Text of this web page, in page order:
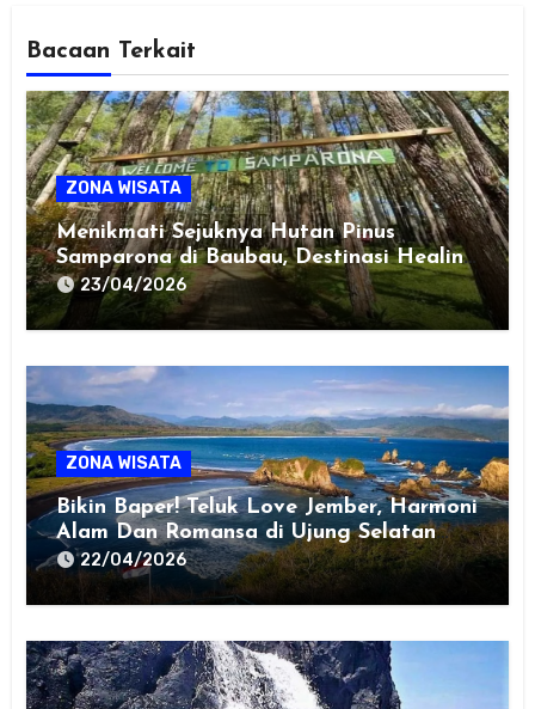
Bacaan Terkait
ZONA WISATA
Menikmati Sejuknya Hutan Pinus
Samparona di Baubau, Destinasi Healing
Favorit!
23/04/2026
ZONA WISATA
Bikin Baper! Teluk Love Jember, Harmoni
Alam Dan Romansa di Ujung Selatan
Jawa22/04/2026